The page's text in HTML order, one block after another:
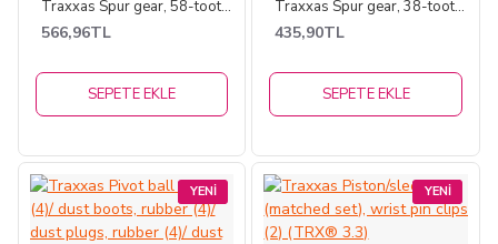
Traxxas Spur gear, 58-tooth (0.8 metric pitch)
566,96TL
SEPETE EKLE
Traxxas Spur gear, 38-tooth (1.0 metric pitch)
435,90TL
SEPETE EKLE
YENI YENI